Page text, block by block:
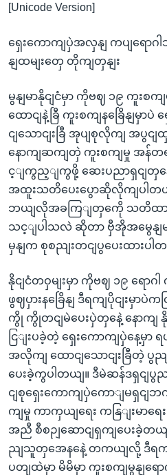
[Unicode Version]
ရှေးကောကျပှဲအလှနျ ကပျရောဂ
နျထမျးတှေ တိုကျတှနျး
မွနျမာနိုငျငံမှာ ကိုဗဈ ၁၉ ကူးစကျ
ထောငျနဲ့ခြီ ကူးစကျနခြေိနျမှာ
ငျသောငျးခြီ အုပျစုလိုကျ အပွင
နောကျဆကျတှဲ ကူးစကျမှု အန်
င့ျကွည့ျကွဖို့ ဆေးပညာရှငျတှ
အထူးသတိပေးပွောဆိုလိုကျပါတယျ
ဘယျလိုအခကြျတှကေို သတိထာ
သင့ျပါသလဲ ဆိုတာ ဗှီအိုအမွေနျမ
မှနျက စုစညျးတငျပွပေးထားပါ
နိုငျငံတဝှမျးမှာ ကိုဗဈ ၁၉ ရော
ဖွဈပှားနခြေိနျ ဒီရကျပိုငျးမှာ
ကွို ကွိုတငျမဲပေးပှဲတှနေဲ့ နောကျ
ငြျးပခဲ့တဲ့ ရှေးကောကျပှဲနေ့မှာ
အလိုကျ ထောငျသောငျးခြီတဲ့
ပေးခဲ့ကွပါတယျ။ ဒီမဲဆန်ဒရှငျ
ငျစုရှေးကောကျပှဲကောျမရှငျ
ကျမှု ကာကှယျရေး ကနြျးမာရ
အညီ စီစဉျဆောငျရှကျပေးခဲ့တ
ညျသူတှအေနနေဲ့ တကယျလို့ ဒီရကျ
ပတျထဲမှာ မိမိမှာ ကူးစကျမွနျ